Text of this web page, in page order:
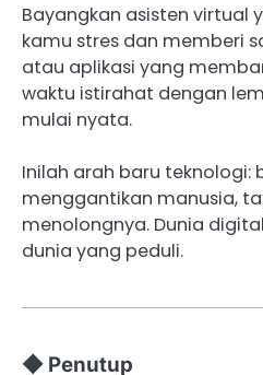
Bayangkan asisten virtual
kamu stres dan memberi
atau aplikasi yang
waktu istirahat dengan
mulai nyata.
Inilah arah baru teknologi:
menggantikan manusia,
menolongnya. Dunia
dunia yang peduli.
◆ Penutup